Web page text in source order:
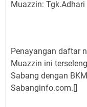
Muazzin: Tgk.Adhari
Penayangan daftar
Muazzin ini
Sabang dengan
Sabanginfo.com.[]